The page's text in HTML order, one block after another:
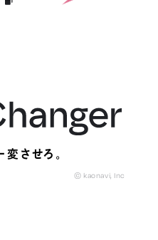
変させろ。
© kaonavi, Inc